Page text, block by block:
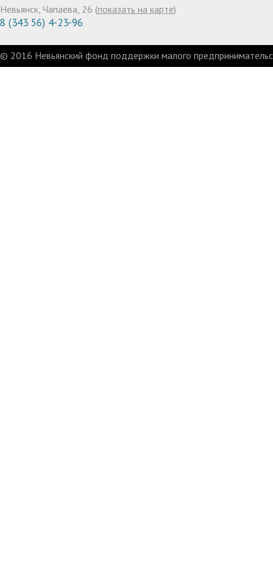
Невьянск, Чапаева, 26 (показать на карте)
8 (343 56) 4-23-96
© 2016 Невьянский фонд поддержки малого